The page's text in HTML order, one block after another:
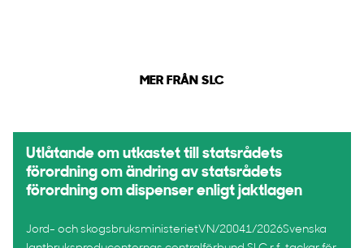
MER FRÅN SLC
Utlåtande om utkastet till statsrådets
förordning om ändring av statsrådets
förordning om dispenser enligt jaktlagen
Jord- och skogsbruksministerietVN/20041/2026Svenska